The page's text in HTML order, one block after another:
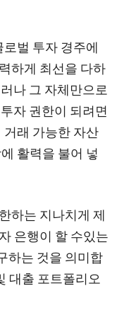
벌 투자 경주에
하게 최선을 다하
나 그 자체만으로
자 권한이 되려면
래 가능한 자산
활력을 불어 넣
하는 지나치게 제
은행이 할 수있는
하는 것을 의미합
대출 포트폴리오